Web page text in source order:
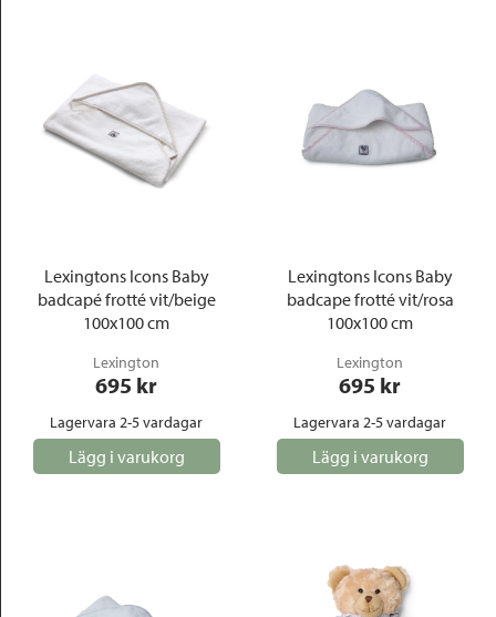
Lexingtons Icons Baby
badcapé frotté vit/beige
100x100 cm
Lexington
695 kr
Lagervara 2-5 vardagar
Lägg i varukorg
Lexingtons Icons Baby
badcape frotté vit/rosa
100x100 cm
Lexington
695 kr
Lagervara 2-5 vardagar
Lägg i varukorg